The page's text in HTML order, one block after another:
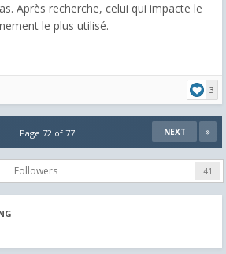
Après recherche, celui qui impacte le
le plus utilisé.
3
NEXT
Page 72 of 77
Followers 41